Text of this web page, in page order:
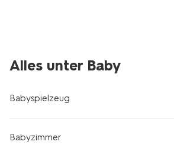
Alles unter Baby
Babyspielzeug
Babyzimmer